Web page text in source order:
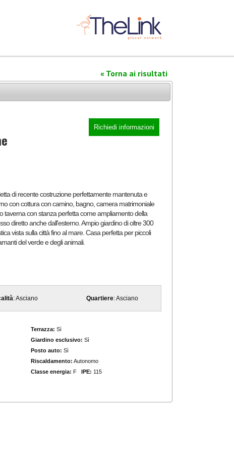
« Torna ai risultati
Richiedi informazioni
con cottura con camino, bagno, camera matrimoniale
taverna con stanza perfetta come ampliamento della
diretto anche dall'esterno. Ampio giardino di oltre 300
vista sulla città fino al mare. Casa perfetta per piccoli
del verde e degli animali.
: Asciano Quartiere: Asciano
Terrazza: Sì
Giardino esclusivo: Sì
Posto auto: Sì
Riscaldamento: Autonomo
Classe energia: FIPE: 115